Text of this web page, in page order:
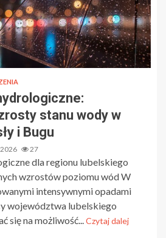
stanu wody w
i Bugu
27
dla regionu lubelskiego
wzrostów poziomu wód W
intensywnymi opadami
województwa lubelskiego
się na możliwość...Czytaj dalej